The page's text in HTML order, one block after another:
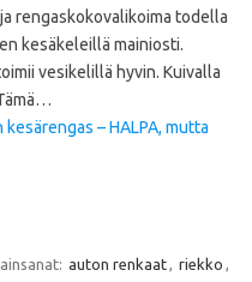
ja rengaskokovalikoima todella
kesäkeleillä mainiosti.
vesikelillä hyvin. Kuivalla
– HALPA, mutta
auton renkaat riekko